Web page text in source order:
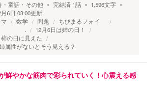
・童話・その他 完結済 1話 1,596文字
6日 08:00更新
数学 問題
ちびまるフォイ
12月6日は姉の日！
の日に見えた
属性がないとそう見える？
鮮やかな筋肉で彩られていく！心震える感